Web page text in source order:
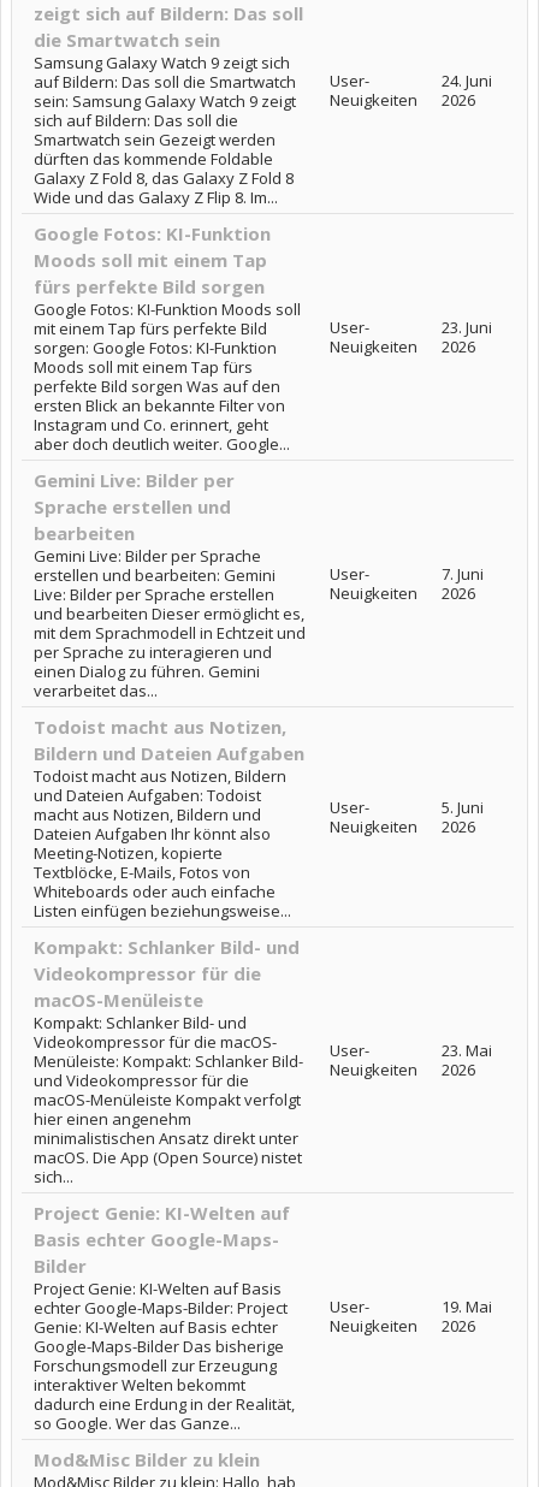
zeigt sich auf Bildern: Das soll
die Smartwatch sein
Samsung Galaxy Watch 9 zeigt sich
auf Bildern: Das soll die Smartwatch
sein: Samsung Galaxy Watch 9 zeigt
sich auf Bildern: Das soll die
Smartwatch sein Gezeigt werden
dürften das kommende Foldable
Galaxy Z Fold 8, das Galaxy Z Fold 8
Wide und das Galaxy Z Flip 8. Im...
User-
Neuigkeiten
24. Juni
2026
Google Fotos: KI-Funktion
Moods soll mit einem Tap
fürs perfekte Bild sorgen
Google Fotos: KI-Funktion Moods soll
mit einem Tap fürs perfekte Bild
sorgen: Google Fotos: KI-Funktion
Moods soll mit einem Tap fürs
perfekte Bild sorgen Was auf den
ersten Blick an bekannte Filter von
Instagram und Co. erinnert, geht
aber doch deutlich weiter. Google...
User-
Neuigkeiten
23. Juni
2026
Gemini Live: Bilder per
Sprache erstellen und
bearbeiten
Gemini Live: Bilder per Sprache
erstellen und bearbeiten: Gemini
Live: Bilder per Sprache erstellen
und bearbeiten Dieser ermöglicht es,
mit dem Sprachmodell in Echtzeit und
per Sprache zu interagieren und
einen Dialog zu führen. Gemini
verarbeitet das...
User-
Neuigkeiten
7. Juni
2026
Todoist macht aus Notizen,
Bildern und Dateien Aufgaben
Todoist macht aus Notizen, Bildern
und Dateien Aufgaben: Todoist
macht aus Notizen, Bildern und
Dateien Aufgaben Ihr könnt also
Meeting-Notizen, kopierte
Textblöcke, E-Mails, Fotos von
Whiteboards oder auch einfache
Listen einfügen beziehungsweise...
User-
Neuigkeiten
5. Juni
2026
Kompakt: Schlanker Bild- und
Videokompressor für die
macOS-Menüleiste
Kompakt: Schlanker Bild- und
Videokompressor für die macOS-
Menüleiste: Kompakt: Schlanker Bild-
und Videokompressor für die
macOS-Menüleiste Kompakt verfolgt
hier einen angenehm
minimalistischen Ansatz direkt unter
macOS. Die App (Open Source) nistet
sich...
User-
Neuigkeiten
23. Mai
2026
Project Genie: KI-Welten auf
Basis echter Google-Maps-
Bilder
Project Genie: KI-Welten auf Basis
echter Google-Maps-Bilder: Project
Genie: KI-Welten auf Basis echter
Google-Maps-Bilder Das bisherige
Forschungsmodell zur Erzeugung
interaktiver Welten bekommt
dadurch eine Erdung in der Realität,
so Google. Wer das Ganze...
User-
Neuigkeiten
19. Mai
2026
Mod&Misc Bilder zu klein
Mod&Misc Bilder zu klein: Hallo, hab